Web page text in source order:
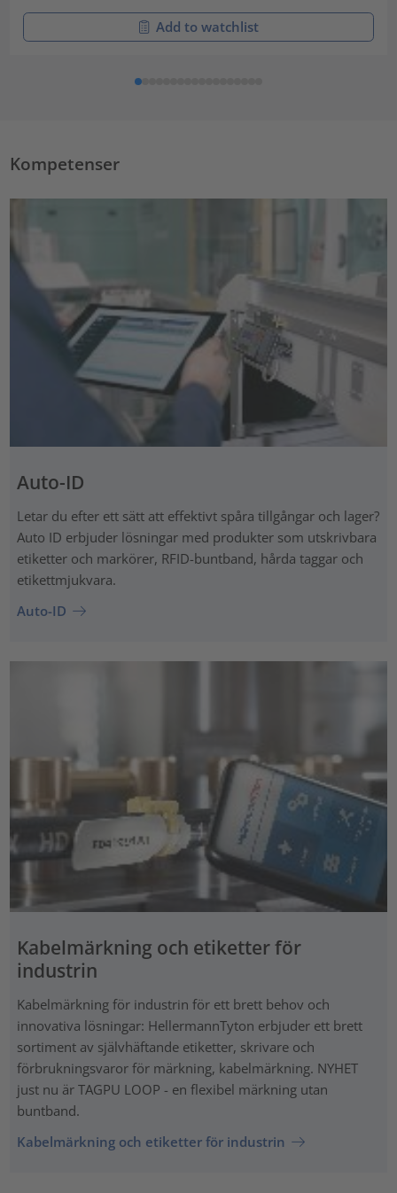
Add to watchlist
Kompetenser
Auto-ID
Letar du efter ett sätt att effektivt spåra tillgångar och lager?
Auto ID erbjuder lösningar med produkter som utskrivbara
etiketter och markörer, RFID-buntband, hårda taggar och
etikettmjukvara.
Auto-ID
Kabelmärkning och etiketter för
industrin
Kabelmärkning för industrin för ett brett behov och
innovativa lösningar: HellermannTyton erbjuder ett brett
sortiment av självhäftande etiketter, skrivare och
förbrukningsvaror för märkning, kabelmärkning. NYHET
just nu är TAGPU LOOP - en flexibel märkning utan
buntband.
Kabelmärkning och etiketter för industrin